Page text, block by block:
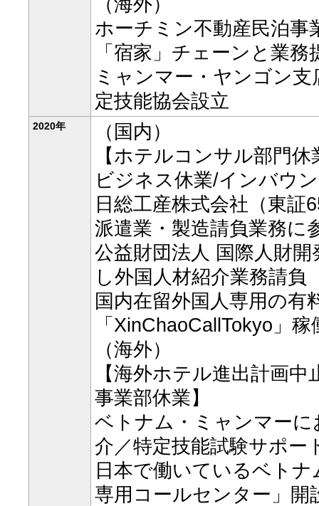
（海外）
ホーチミン不動産民泊
「宿家」チェーンと業務
ミャンマー・ヤンゴン
定技能協会設立
2020年
（国内）
【ホテルコンサル部門
ビジネス休業/インバウ
日総工産株式会社（東証
派遣業・製造請負業務に
公益財団法人 国際人財
し外国人材紹介業務請負
国内在留外国人専用の有
「XinChaoCallTokyo」稼
（海外）
【海外ホテル進出計画
事業部休業】
ベトナム・ミャンマー
介／特定技能試験サポー
日本で働いているベト
専用コールセンター」開